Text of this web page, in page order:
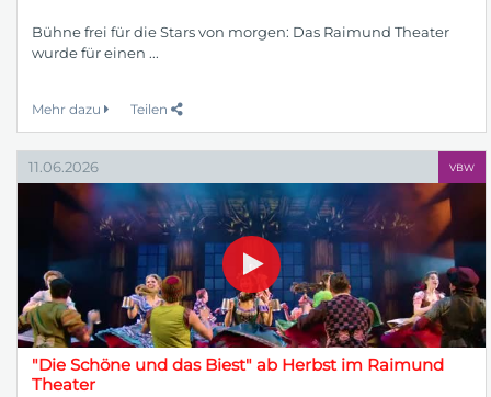
Bühne frei für die Stars von morgen: Das Raimund Theater
wurde für einen ...
Mehr dazu Teilen
11.06.2026 VBW
"Die Schöne und das Biest" ab Herbst im Raimund
Theater